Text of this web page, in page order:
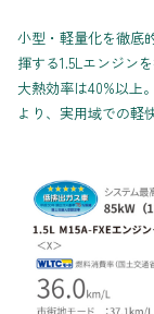
小型・軽量化を徹底
揮する1.5Lエンジン
大熱効率は40%以上
より、実用域での軽